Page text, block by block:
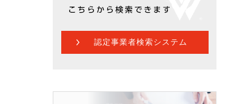
認定事業者検索システム